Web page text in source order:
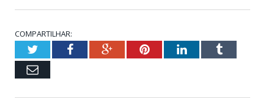
COMPARTILHAR:
TwitterFacebookGoogle+PinterestLinkedInTumblr
Email